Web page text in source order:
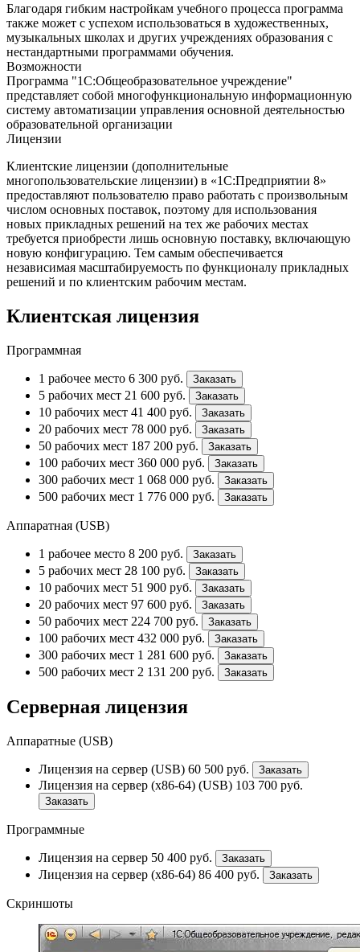
Благодаря гибким настройкам учебного процесса программа
также может с успехом использоваться в художественных,
музыкальных школах и других учреждениях образования с
нестандартными программами обучения.
Возможности
Программа "1С:Общеобразовательное учреждение"
представляет собой многофункциональную информационную
систему автоматизации управления основной деятельностью
образовательной организации
Лицензии
Клиентские лицензии (дополнительные
многопользовательские лицензии) в «1С:Предприятии 8»
предоставляют пользователю право работать с произвольным
числом основных поставок, поэтому для использования
новых прикладных решений на тех же рабочих местах
требуется приобрести лишь основную поставку, включающую
новую конфигурацию. Тем самым обеспечивается
независимая масштабируемость по функционалу прикладных
решений и по клиентским рабочим местам.
Клиентская лицензия
Программная
1 рабочее место 6 300 руб. Заказать
5 рабочих мест 21 600 руб. Заказать
10 рабочих мест 41 400 руб. Заказать
20 рабочих мест 78 000 руб. Заказать
50 рабочих мест 187 200 руб. Заказать
100 рабочих мест 360 000 руб. Заказать
300 рабочих мест 1 068 000 руб. Заказать
500 рабочих мест 1 776 000 руб. Заказать
Аппаратная (USB)
1 рабочее место 8 200 руб. Заказать
5 рабочих мест 28 100 руб. Заказать
10 рабочих мест 51 900 руб. Заказать
20 рабочих мест 97 600 руб. Заказать
50 рабочих мест 224 700 руб. Заказать
100 рабочих мест 432 000 руб. Заказать
300 рабочих мест 1 281 600 руб. Заказать
500 рабочих мест 2 131 200 руб. Заказать
Серверная лицензия
Аппаратные (USB)
Лицензия на сервер (USB) 60 500 руб. Заказать
Лицензия на сервер (x86-64) (USB) 103 700 руб.
Заказать
Программные
Лицензия на сервер 50 400 руб. Заказать
Лицензия на сервер (x86-64) 86 400 руб. Заказать
Скриншоты